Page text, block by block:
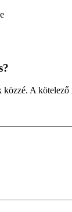
közzé. A kötelező